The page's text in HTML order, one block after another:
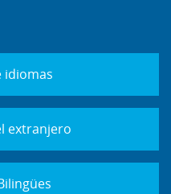
idiomas
extranjero